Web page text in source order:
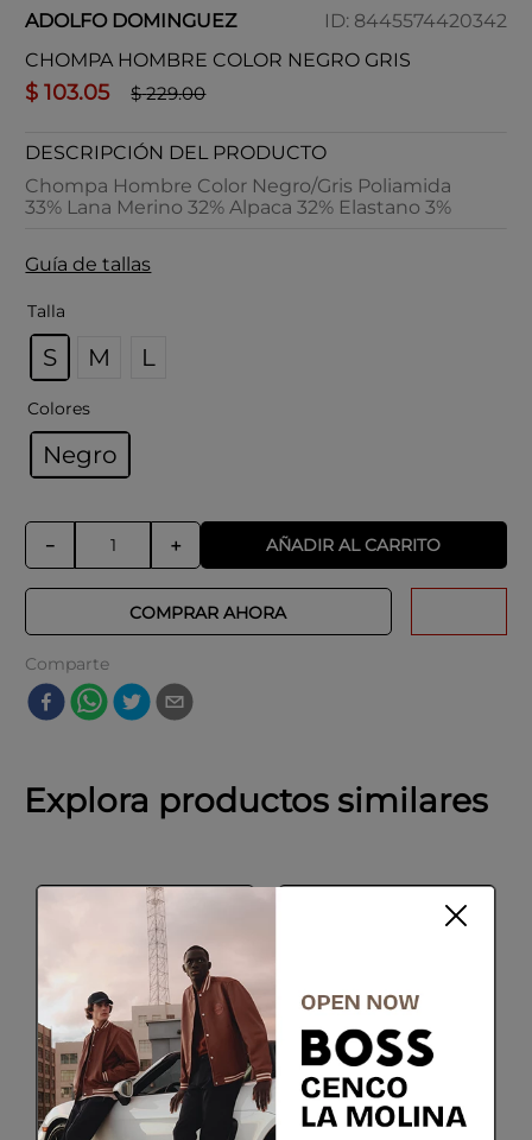
ADOLFO DOMINGUEZ ID: 8445574420342
CHOMPA HOMBRE COLOR NEGRO GRIS
$ 103.05 $ 229.00
DESCRIPCIÓN DEL PRODUCTO
Chompa Hombre Color Negro/Gris Poliamida
33% Lana Merino 32% Alpaca 32% Elastano 3%
Guía de tallas
Talla
S M L
Colores
Negro
＋
－ AÑADIR AL CARRITO
COMPRAR AHORA
Comparte
Explora productos similares
PAL ZILERI